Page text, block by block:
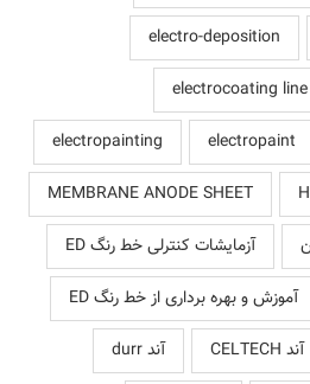
electro-deposition
electrocoating line
electropaint
electropainting
H
MEMBRANE ANODE SHEET
آزمایشات کنترلی خط رنگ ED
آموزش و بهره برداری از خط رنگ ED
آند CELTECH
آند durr